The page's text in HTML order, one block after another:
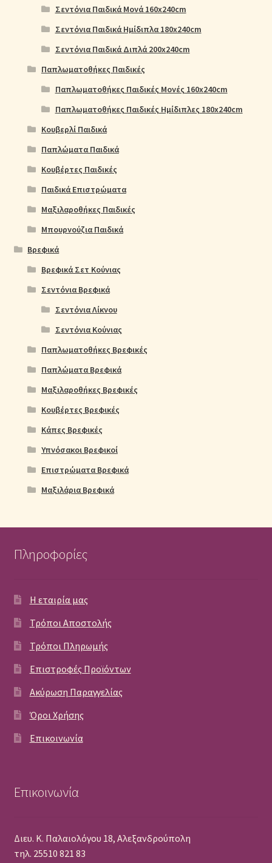
Σεντόνια Παιδικά Μονά 160x240cm
Σεντόνια Παιδικά Ημίδιπλα 180x240cm
Σεντόνια Παιδικά Διπλά 200x240cm
Παπλωματοθήκες Παιδικές
Παπλωματοθήκες Παιδικές Μονές 160x240cm
Παπλωματοθήκες Παιδικές Ημίδιπλες 180x240cm
Κουβερλί Παιδικά
Παπλώματα Παιδικά
Κουβέρτες Παιδικές
Παιδικά Επιστρώματα
Μαξιλαροθήκες Παιδικές
Μπουρνούζια Παιδικά
Βρεφικά
Βρεφικά Σετ Κούνιας
Σεντόνια Βρεφικά
Σεντόνια Λίκνου
Σεντόνια Κούνιας
Παπλωματοθήκες Βρεφικές
Παπλώματα Βρεφικά
Μαξιλαροθήκες Βρεφικές
Κουβέρτες Βρεφικές
Κάπες Βρεφικές
Υπνόσακοι Βρεφικοί
Επιστρώματα Βρεφικά
Μαξιλάρια Βρεφικά
Πληροφορίες
Η εταιρία μας
Τρόποι Αποστολής
Τρόποι Πληρωμής
Επιστροφές Προϊόντων
Ακύρωση Παραγγελίας
Όροι Χρήσης
Επικοινωνία
Επικοινωνία
Διευ. Κ. Παλαιολόγου 18, Αλεξανδρούπολη
τηλ. 25510 821 83